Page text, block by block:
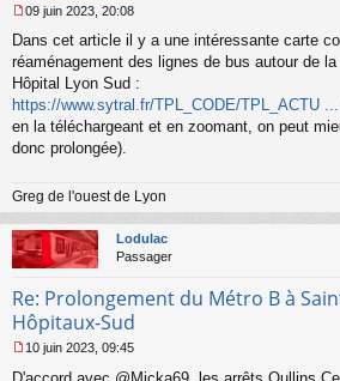
e
s
s
a
g
e
n
u
09 juin 2023, 20:08
Dans cet article il y a une intéressante carte
réaménagement des lignes de bus autour de
Hôpital Lyon Sud :
https://www.sytral.fr/TPL_CODE/TPL_ACTU
en la téléchargeant et en zoomant, on peut
donc prolongée).
Greg de l'ouest de Lyon
Lodulac
Passager
Re: Prolongement du Métro B à
Hôpitaux-Sud
10 juin 2023, 09:45